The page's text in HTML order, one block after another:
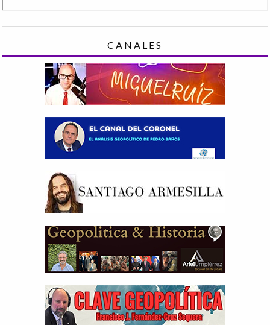
CANALES